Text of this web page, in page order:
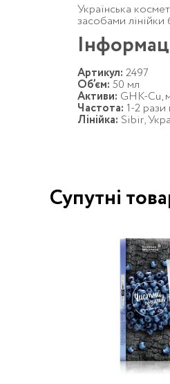
Українська
засобами
Артикул: 2497
Об’єм: 50 мл
Активи: GHK-Cu,
Частота: 1-2
Лінійка: Sibir,
Супутні